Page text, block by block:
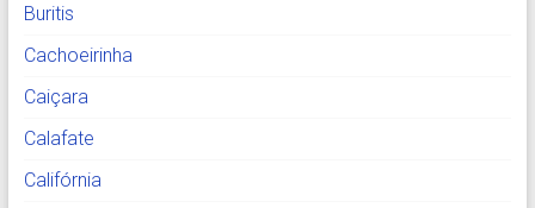
Buritis
Cachoeirinha
Caiçara
Calafate
Califórnia